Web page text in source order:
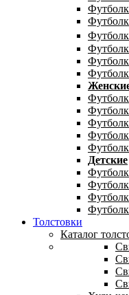
Детские
Толстовки
Каталог